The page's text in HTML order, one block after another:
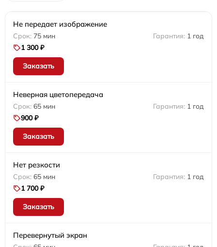
Не передает изображение
75 мин
1 год
1 300 ₽
Заказать
Неверная цветопередача
65 мин
1 год
900 ₽
Заказать
Нет резкости
65 мин
1 год
1 700 ₽
Заказать
Перевернутый экран